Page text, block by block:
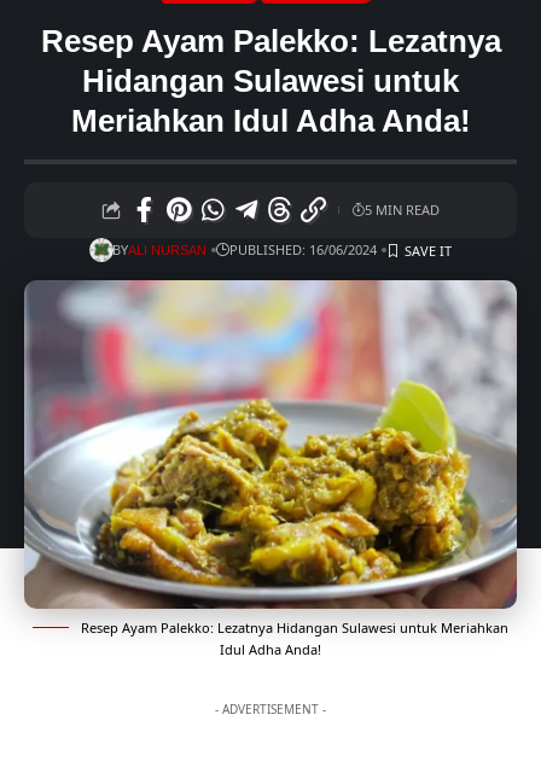
Resep Ayam Palekko: Lezatnya
Hidangan Sulawesi untuk
Meriahkan Idul Adha Anda!
BYALI NURSAN PUBLISHED: 16/06/2024
5 MIN READ
Resep Ayam Palekko: Lezatnya Hidangan Sulawesi untuk Meriahkan
Idul Adha Anda!
- ADVERTISEMENT -